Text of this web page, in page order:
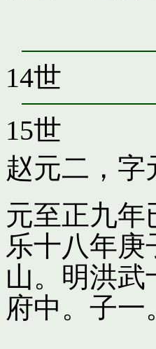
14世
15世
赵元二，字
元至正九年
乐十八年庚
山。明洪
府中。子一